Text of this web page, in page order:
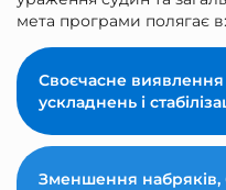
мета програми полягає в:
Своєчасне
ускладнень і
Зменшення набряків,